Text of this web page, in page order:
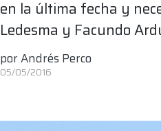
en la última fecha y
Ledesma y Facundo
porAndrés Perco
05/05/2016